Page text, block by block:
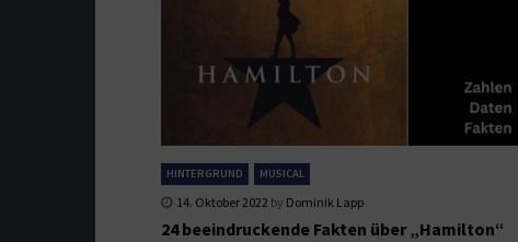
HINTERGRUND MUSICAL
14. Oktober 2022 by Dominik Lapp
24 beeindruckende Fakten über „Hamilton“